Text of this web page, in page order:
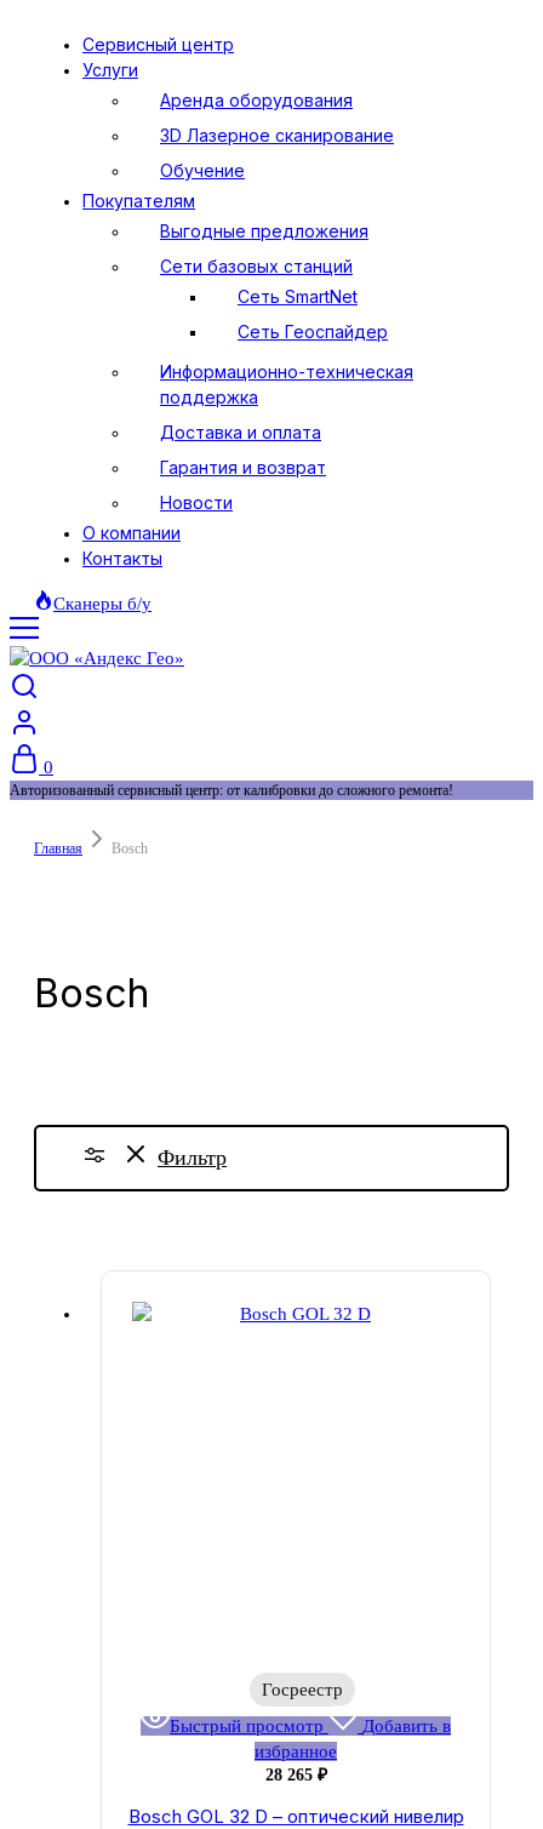
Сервисный центр
Услуги
Аренда оборудования
3D Лазерное сканирование
Обучение
Покупателям
Выгодные предложения
Сети базовых станций
Сеть SmartNet
Сеть Геоспайдер
Информационно-техническая
поддержка
Доставка и оплата
Гарантия и возврат
Новости
О компании
Контакты
Сканеры б/у
0
Авторизованный сервисный центр: от калибровки до сложного ремонта!
Главная Bosch
Bosch
Фильтр
Госреестр
Быстрый просмотр
Добавить в
избранное
28 265 ₽
Bosch GOL 32 D – оптический нивелир